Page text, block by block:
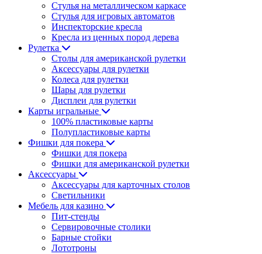
Стулья на металлическом каркасе
Стулья для игровых автоматов
Инспекторские кресла
Кресла из ценных пород дерева
Рулетка
Столы для американской рулетки
Аксессуары для рулетки
Колеса для рулетки
Шары для рулетки
Дисплеи для рулетки
Карты игральные
100% пластиковые карты
Полупластиковые карты
Фишки для покера
Фишки для покера
Фишки для американской рулетки
Аксессуары
Аксессуары для карточных столов
Светильники
Мебель для казино
Пит-стенды
Сервировочные столики
Барные стойки
Лототроны